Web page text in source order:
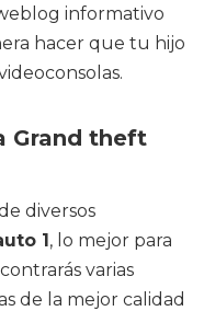
informativo
hacer que tu hijo
Grand theft
diversos
1, lo mejor para
varias
de la mejor calidad